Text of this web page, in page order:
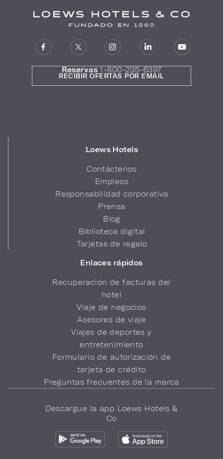
Reservas 1-800-235-6397
Loews Hotels
Contáctenos
Empleos
Responsabilidad corporativa
Prensa
Blog
Biblioteca digital
Tarjetas de regalo
Enlaces rápidos
Recuperación de facturas del
hotel
Viaje de negocios
Asesores de viaje
Viajes de deportes y
entretenimiento
Formulario de autorización de
tarjeta de crédito
Preguntas frecuentes de la marca
RECIBIR OFERTAS POR EMAIL
Descargue la app Loews Hotels &
Co